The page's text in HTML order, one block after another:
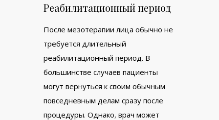
Реабилитационный период
После мезотерапии лица обычно не
требуется длительный
реабилитационный период. В
большинстве случаев пациенты
могут вернуться к своим обычным
повседневным делам сразу после
процедуры. Однако, врач может